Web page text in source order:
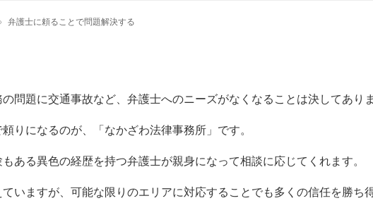
弁護士に頼ることで問題解決する
問題に交通事故など、弁護士へのニーズがなくなることは決してあり
りになるのが、「なかざわ法律事務所」です。
ある異色の経歴を持つ弁護士が親身になって相談に応じてくれます。
いますが、可能な限りのエリアに対応することでも多くの信任を勝ち